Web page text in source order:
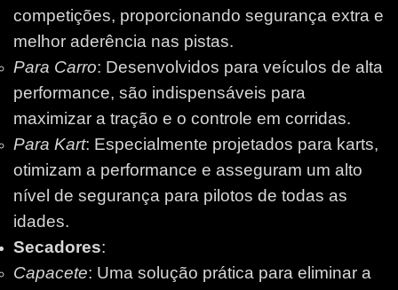
competições, proporcionando segurança extra e
melhor aderência nas pistas.
Para Carro: Desenvolvidos para veículos de alta
performance, são indispensáveis para
maximizar a tração e o controle em corridas.
Para Kart: Especialmente projetados para karts,
otimizam a performance e asseguram um alto
nível de segurança para pilotos de todas as
idades.
Secadores:
Capacete: Uma solução prática para eliminar a